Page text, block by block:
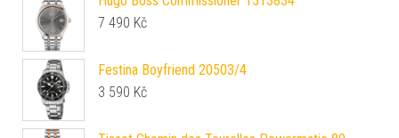
7 490 Kč
Festina Boyfriend 20503/4
3 590 Kč